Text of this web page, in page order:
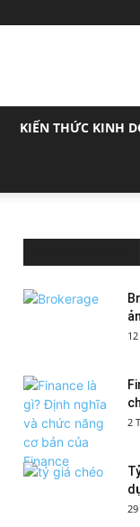
KIẾN THỨC KINH
2